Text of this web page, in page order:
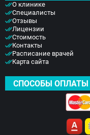
О клинике
Специалисты
Отзывы
Лицензии
Стоимость
Контакты
Расписание врачей
Карта сайта
СПОСОБЫ ОПЛАТЫ